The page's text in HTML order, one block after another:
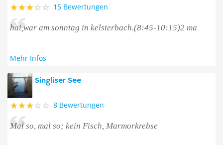
15 Bewertungen
hai,war am sonntag in kelsterbach.(8:45-10:15)2 ma
Mehr Infos
Singliser See
8 Bewertungen
Mal so, mal so; kein Fisch, Marmorkrebse